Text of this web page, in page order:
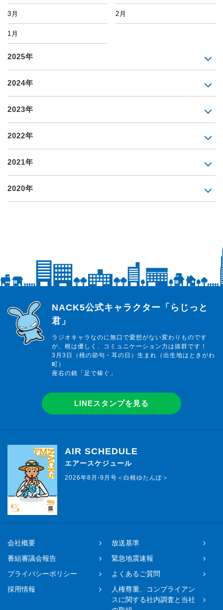
3月 2月
1月
2025年
2024年
2023年
2022年
2021年
2020年
らじっと君
NACK5公式キャラクター「らじっと
君」
ラジオキャラなのに無口で愛想がない変わりものです
が、根は優しく、コミュニケーション力は抜群です！
3月3日（桃の節句・耳の日）生まれ（出生地はときがわ
町）
座右の銘「足で稼ぐ」
LINEスタンプを見る
AIR SCHEDULE
エアースケジュール
2026年8月-9月号＜白根ゆたんぽ＞
会社概要
放送基準
番組審議会報告
緊急地震速報
プライバシーポリシー
よくあるご質問
採用情報
人権尊重、コンプライアン
スに関する社内調査と当社